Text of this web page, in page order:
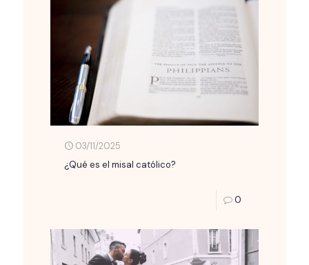
03/11/2025
¿Qué es el misal católico?
0